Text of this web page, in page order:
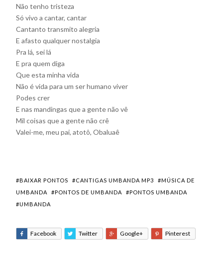
Não tenho tristeza
Só vivo a cantar, cantar
Cantanto transmito alegria
E afasto qualquer nostalgia
Pra lá, sei lá
E pra quem diga
Que esta minha vida
Não é vida para um ser humano viver
Podes crer
E nas mandingas que a gente não vê
Mil coisas que a gente não crê
Valei-me, meu pai, atotô, Obaluaê
#BAIXAR PONTOS #CANTIGAS UMBANDA MP3
#MÚSICA DE
UMBANDA
#PONTOS DE UMBANDA
#PONTOS UMBANDA
#UMBANDA
Facebook Twitter Google+ Pinterest